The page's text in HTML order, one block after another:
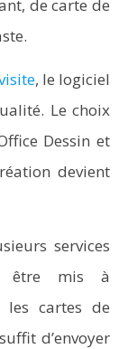
de carte de
, le logiciel
Le choix
Dessin et
devient
services
être mis à
cartes de
d’envoyer